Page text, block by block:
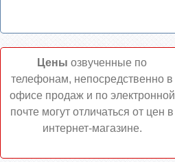
Цены озвученные по
телефонам, непосредственно в
офисе продаж и по электронной
почте могут отличаться от цен в
интернет-магазине.